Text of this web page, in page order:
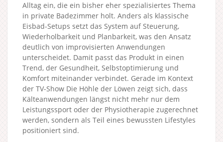
Alltag ein, die ein bisher eher spezialisiertes Thema
in private Badezimmer holt. Anders als klassische
Eisbad-Setups setzt das System auf Steuerung,
Wiederholbarkeit und Planbarkeit, was den Ansatz
deutlich von improvisierten Anwendungen
unterscheidet. Damit passt das Produkt in einen
Trend, der Gesundheit, Selbstoptimierung und
Komfort miteinander verbindet. Gerade im Kontext
der TV-Show Die Höhle der Löwen zeigt sich, dass
Kälteanwendungen längst nicht mehr nur dem
Leistungssport oder der Physiotherapie zugerechnet
werden, sondern als Teil eines bewussten Lifestyles
positioniert sind.